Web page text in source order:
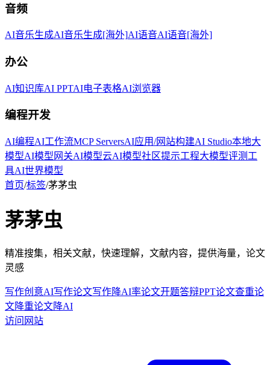
音频
AI音乐生成AI音乐生成[海外]AI语音AI语音[海外]
办公
AI知识库AI PPTAI电子表格AI浏览器
编程开发
AI编程AI工作流MCP ServersAI应用/网站构建AI Studio本地大
模型AI模型网关AI模型云AI模型社区提示工程大模型评测工
具AI世界模型
首页/标签/茅茅虫
茅茅虫
精准搜集，相关文献，快速理解，文献内容，提供海量，论文
灵感
写作创意AI写作论文写作降AI率论文开题答辩PPT论文查重论
文降重论文降AI
访问网站